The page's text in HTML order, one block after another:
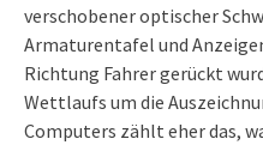
verschobener optischer
Armaturentafel und
Richtung Fahrer gerückt
Wettlaufs um die
Computers zählt eher das,